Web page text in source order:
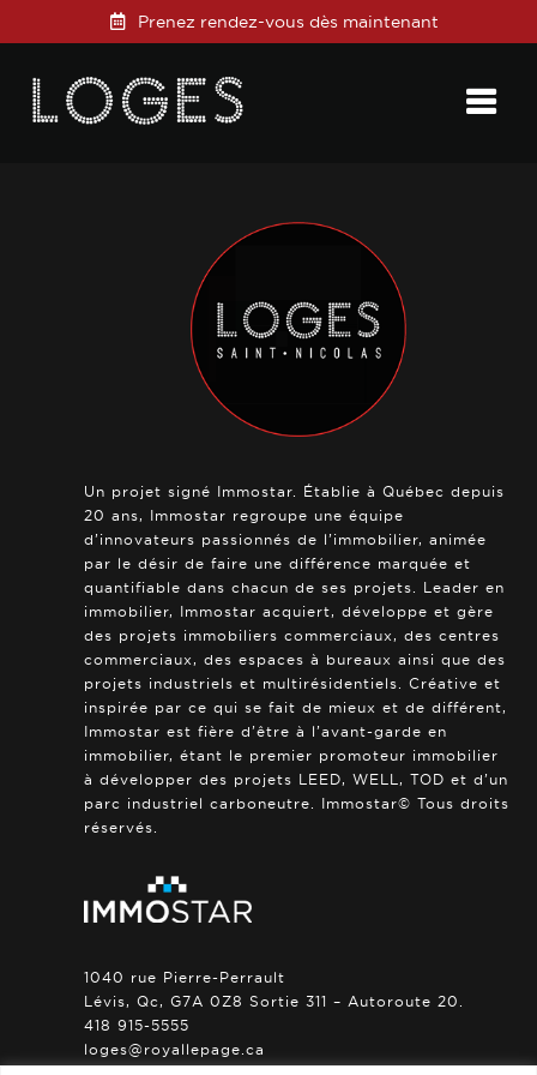
Prenez rendez-vous dès maintenant
Un projet signé Immostar. Établie à Québec depuis
20 ans, Immostar regroupe une équipe
d’innovateurs passionnés de l’immobilier, animée
par le désir de faire une différence marquée et
quantifiable dans chacun de ses projets. Leader en
immobilier, Immostar acquiert, développe et gère
des projets immobiliers commerciaux, des centres
commerciaux, des espaces à bureaux ainsi que des
projets industriels et multirésidentiels. Créative et
inspirée par ce qui se fait de mieux et de différent,
Immostar est fière d’être à l’avant-garde en
immobilier, étant le premier promoteur immobilier
à développer des projets LEED, WELL, TOD et d’un
parc industriel carboneutre. Immostar© Tous droits
réservés.
1040 rue Pierre-Perrault
Lévis, Qc, G7A 0Z8 Sortie 311 – Autoroute 20.
418 915-5555
loges@royallepage.ca